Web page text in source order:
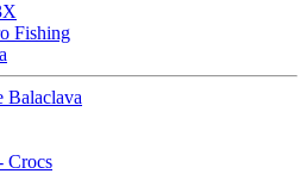
Fishing
Balaclava
Crocs